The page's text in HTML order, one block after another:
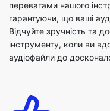
аудіофайли до
Підтримує крос-